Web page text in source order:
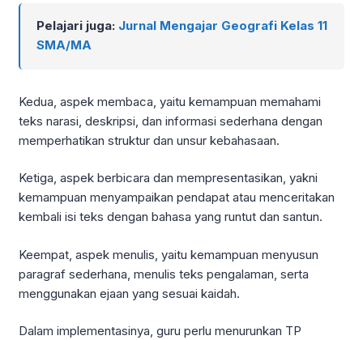
Pelajari juga: Jurnal Mengajar Geografi Kelas 11
SMA/MA
Kedua, aspek membaca, yaitu kemampuan memahami
teks narasi, deskripsi, dan informasi sederhana dengan
memperhatikan struktur dan unsur kebahasaan.
Ketiga, aspek berbicara dan mempresentasikan, yakni
kemampuan menyampaikan pendapat atau menceritakan
kembali isi teks dengan bahasa yang runtut dan santun.
Keempat, aspek menulis, yaitu kemampuan menyusun
paragraf sederhana, menulis teks pengalaman, serta
menggunakan ejaan yang sesuai kaidah.
Dalam implementasinya, guru perlu menurunkan TP